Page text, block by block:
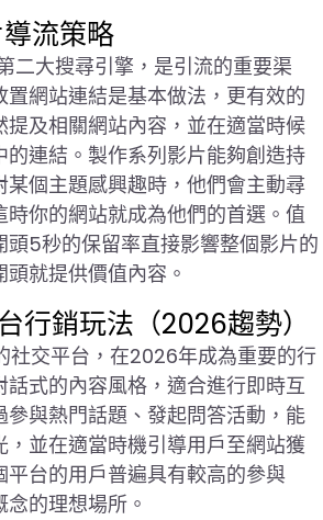
流策略
二大搜尋引擎，是引流的重要渠
網站連結是基本做法，更有效的
提及相關網站內容，並在適當時候
的連結。製作系列影片能夠創造持
個主題感興趣時，他們會主動尋
你的網站就成為他們的首選。值
頭5秒的保留率直接影響整個影片的
就提供價值內容。
行銷玩法（2026趨勢）
交平台，在2026年成為重要的行
式的內容風格，適合進行即時互
與熱門話題、發起問答活動，能
，並在適當時機引導用戶至網站獲
台的用戶普遍具有較高的參與
的理想場所。